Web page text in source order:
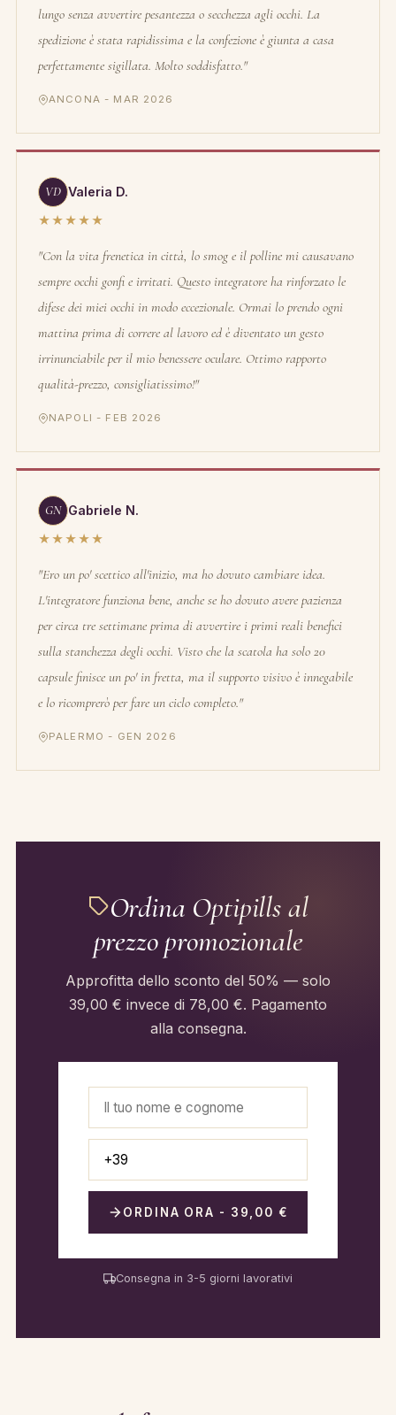
lungo senza avvertire pesantezza o secchezza agli occhi. La
spedizione è stata rapidissima e la confezione è giunta a casa
perfettamente sigillata. Molto soddisfatto."
ANCONA - MAR 2026
VD Valeria D.
★★★★★
"Con la vita frenetica in città, lo smog e il polline mi causavano
sempre occhi gonfi e irritati. Questo integratore ha rinforzato le
difese dei miei occhi in modo eccezionale. Ormai lo prendo ogni
mattina prima di correre al lavoro ed è diventato un gesto
irrinunciabile per il mio benessere oculare. Ottimo rapporto
qualità-prezzo, consigliatissimo!"
NAPOLI - FEB 2026
GN Gabriele N.
★★★★★
"Ero un po' scettico all'inizio, ma ho dovuto cambiare idea.
L'integratore funziona bene, anche se ho dovuto avere pazienza
per circa tre settimane prima di avvertire i primi reali benefici
sulla stanchezza degli occhi. Visto che la scatola ha solo 20
capsule finisce un po' in fretta, ma il supporto visivo è innegabile
e lo ricomprerò per fare un ciclo completo."
PALERMO - GEN 2026
Ordina Optipills al
prezzo promozionale
Approfitta dello sconto del 50% — solo
39,00 € invece di 78,00 €. Pagamento
alla consegna.
ORDINA ORA - 39,00 €
Consegna in 3-5 giorni lavorativi